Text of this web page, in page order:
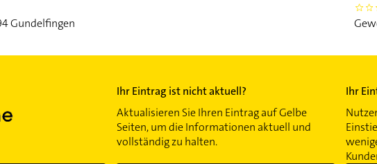
Gundelfingen
0
Ihr Eintrag ist nicht aktuell?
Aktualisieren Sie Ihren Eintrag auf Gelbe
Seiten, um die Informationen aktuell und
vollständig zu halten.
Ihr